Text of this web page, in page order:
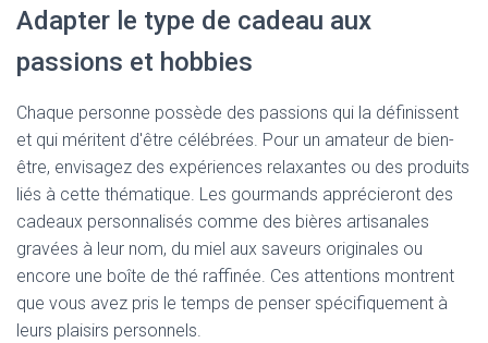
Adapter le type de cadeau aux
passions et hobbies
Chaque personne possède des passions qui la définissent
et qui méritent d'être célébrées. Pour un amateur de bien-
être, envisagez des expériences relaxantes ou des produits
liés à cette thématique. Les gourmands apprécieront des
cadeaux personnalisés comme des bières artisanales
gravées à leur nom, du miel aux saveurs originales ou
encore une boîte de thé raffinée. Ces attentions montrent
que vous avez pris le temps de penser spécifiquement à
leurs plaisirs personnels.